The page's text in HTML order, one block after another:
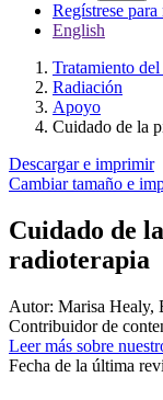
Regístrese
English
Tratamiento
Radiación
Apoyo
Cuidado de la
Descargar e imprimir
Cambiar tamaño e
Cuidado de
radioterapia
Autor: Marisa Healy,
Contribuidor de
Leer más sobre
Fecha de la última